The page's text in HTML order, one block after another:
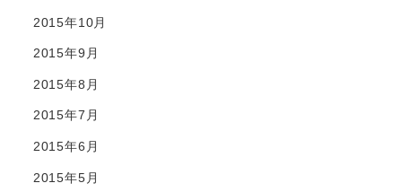
2015年10月
2015年9月
2015年8月
2015年7月
2015年6月
2015年5月